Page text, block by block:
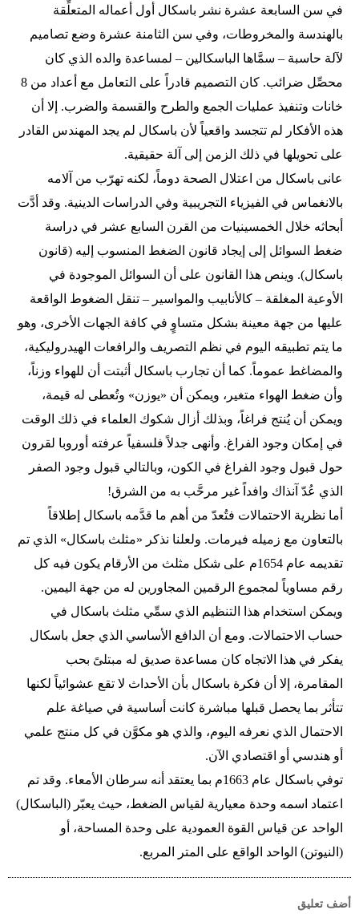
في سن السابعة عشرة نشر باسكال أول أعماله المتعلِّقة
بالهندسة والمخروطات، وفي سن الثامنة عشرة وضع تصاميم
لآلة حاسبة – سمَّاها الباسكالين – لمساعدة والده الذي كان
محصِّل ضرائب. كان التصميم قادراً على التعامل مع أعداد من 8
خانات وتنفيذ عمليات الجمع والطرح والقسمة والضرب. إلا أن
هذه الأفكار لم تتجسد واقعياً لأن باسكال لم يجد المهندس القادر
على تحويلها في ذلك الزمن إلى آلة حقيقية.
عانى باسكال من اعتلال الصحة دوماً، لكنه تهرّب من آلامه
بالانغماس في الفيزياء التجريبية وفي الدراسات الدينية. وقد أدَّت
أبحاثه خلال الخمسينيات من القرن السابع عشر في دراسة
ضغط السوائل إلى إيجاد قانون الضغط المنسوب إليه (قانون
باسكال). وينص هذا القانون على أن السوائل الموجودة في
الأوعية المغلقة – كالأنابيب والمواسير – تنقل الضغوط الواقعة
عليها من جهة معينة بشكل متساوٍ في كافة الجهات الأخرى، وهو
ما يتم تطبيقه اليوم في نظم التصريف والرافعات الهيدروليكية،
والمضاغط عموماً. كما أن تجارب باسكال أثبتت أن للهواء وزناً،
وأن ضغط الهواء متغير، ويمكن أن «يوزن» وتُعطى له قيمة،
ويمكن أن يُنتج فراغاً، وبذلك أزال شكوك العلماء في ذلك الوقت
في إمكان وجود الفراغ. وأنهى جدلاً فلسفياً عرفته أوروبا لقرون
حول قبول وجود الفراغ في الكون، وبالتالي قبول وجود الصفر
الذي عُدّ آنذاك وافداً غير مرحَّب به من الشرق!
أما نظرية الاحتمالات فتُعدّ من أهم ما قدَّمه باسكال إطلاقاً
بالتعاون مع زميله فيرمات. ولعلنا نذكر «مثلث باسكال» الذي تم
تقديمه عام 1654م على شكل مثلث من الأرقام يكون فيه كل
رقم مساوياً لمجموع الرقمين المجاورين له من جهة اليمين.
ويمكن استخدام هذا التنظيم الذي سمِّي مثلث باسكال في
حساب الاحتمالات. ومع أن الدافع الأساسي الذي جعل باسكال
يفكر في هذا الاتجاه كان مساعدة صديق له مبتلىً بحب
المقامرة، إلا أن فكرة باسكال بأن الأحداث لا تقع عشوائياً لكنها
تتأثر بما يحصل قبلها مباشرة كانت أساسية في صياغة علم
الاحتمال الذي نعرفه اليوم، والذي هو مكوَّن في كل منتج علمي
أو هندسي أو اقتصادي الآن.
توفي باسكال عام 1663م بما يعتقد أنه سرطان الأمعاء. وقد تم
اعتماد اسمه وحدة معيارية لقياس الضغط، حيث يعبّر (الباسكال)
الواحد عن قياس القوة العمودية على وحدة المساحة، أو
(النيوتن) الواحد الواقع على المتر المربع.
أضف تعليق